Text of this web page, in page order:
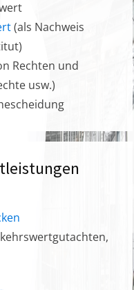
(als Nachweis
Rechten und
usw.)